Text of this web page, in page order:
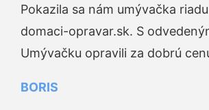
Pokazila sa nám umývačka
domaci-opravar.sk. S
Umývačku opravili za dobrú
BORIS